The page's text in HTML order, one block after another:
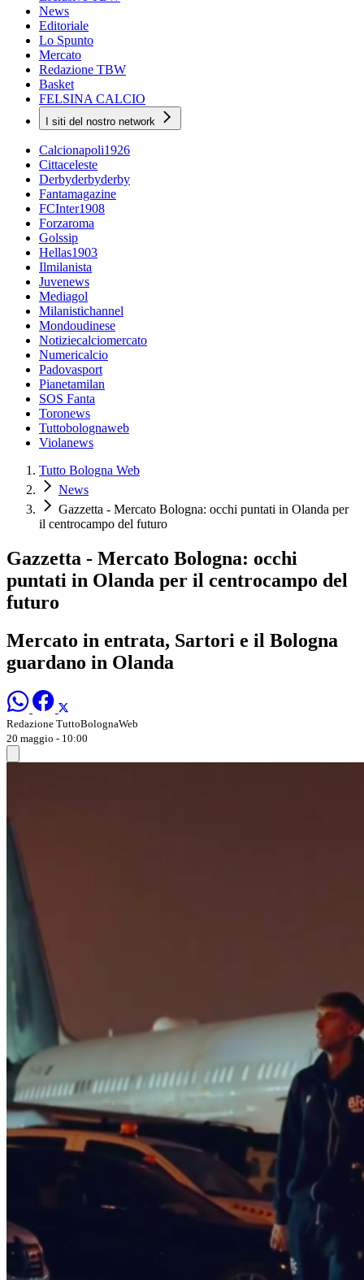
News
Editoriale
Lo Spunto
Mercato
Redazione TBW
Basket
FELSINA CALCIO
I siti del nostro network
Calcionapoli1926
Cittaceleste
Derbyderbyderby
Fantamagazine
FCInter1908
Forzaroma
Golssip
Hellas1903
Ilmilanista
Juvenews
Mediagol
Milanistichannel
Mondoudinese
Notiziecalciomercato
Numericalcio
Padovasport
Pianetamilan
SOS Fanta
Toronews
Tuttobolognaweb
Violanews
Tutto Bologna Web
News
Gazzetta - Mercato Bologna: occhi puntati in Olanda per
il centrocampo del futuro
Gazzetta - Mercato Bologna: occhi
puntati in Olanda per il centrocampo del
futuro
Mercato in entrata, Sartori e il Bologna
guardano in Olanda
Redazione TuttoBolognaWeb
20 maggio - 10:00